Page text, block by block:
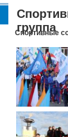
группа
Спортивные